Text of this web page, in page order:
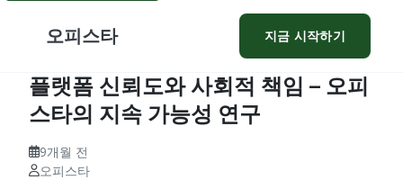
오피스타 지금 시작하기
플랫폼 신뢰도와 사회적 책임 – 오피
스타의 지속 가능성 연구
9개월 전
오피스타